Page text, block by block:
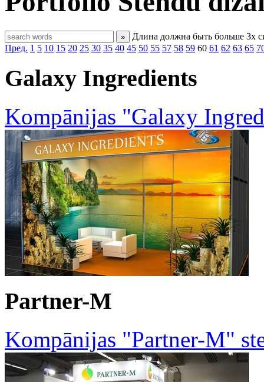
»
Длина должна быть больше 3х
Пред. 1 5 10 15 20 25 30 35 40 45 50 55 57 58 59 60 61 62 63 65
Galaxy Ingredients
Kompānijas "Galaxy
Partner-M
Kompānijas "Partner-M"